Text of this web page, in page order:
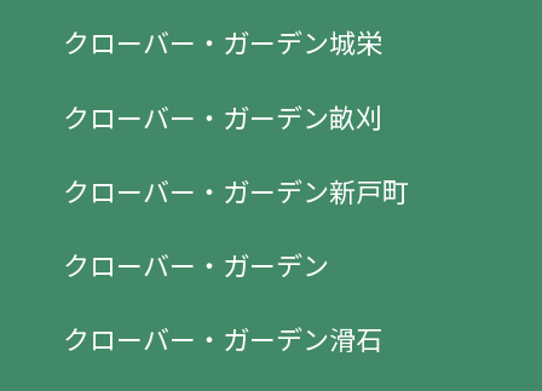
クローバー・ガーデン城栄
クローバー・ガーデン畝刈
クローバー・ガーデン新戸町
クローバー・ガーデン
クローバー・ガーデン滑石